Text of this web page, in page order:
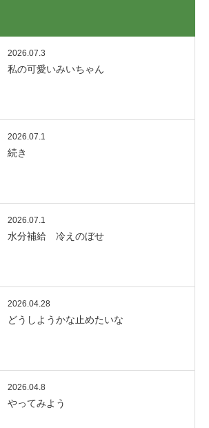
2026.07.3
私の可愛いみいちゃん
2026.07.1
続き
2026.07.1
水分補給 冷えのぼせ
2026.04.28
どうしようかな止めたいな
2026.04.8
やってみよう